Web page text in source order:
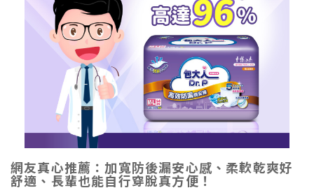
網友真心推薦：加寬防後漏安心感、柔軟乾爽好
舒適、長輩也能自行穿脫真方便！